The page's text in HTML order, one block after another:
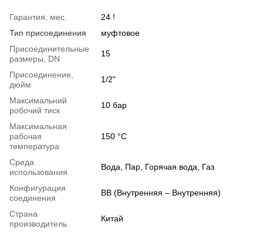
Гарантия, мес.
24 !
Тип присоединения
муфтовое
Присоединительные
размеры, DN
15
Присоединение,
дюйм
1/2"
Максимальний
робочий тиск
10 бар
Максимальная
рабочая
температура
150 °С
Среда
использования
Вода, Пар, Горячая вода, Газ
Конфигурация
соединения
ВВ (Внутренняя – Внутренняя)
Страна
производитель
Китай